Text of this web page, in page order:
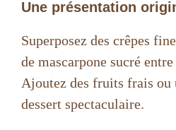
Une présentation
Superposez des crêpes
de mascarpone sucré
Ajoutez des fruits frais ou
dessert spectaculaire.